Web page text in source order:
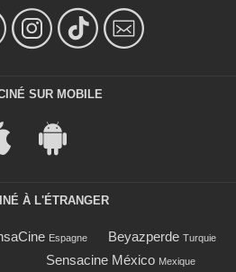
SUR MOBILE
À L'ÉTRANGER
Espagne Beyazperde Turquie
Sensacine México Mexique